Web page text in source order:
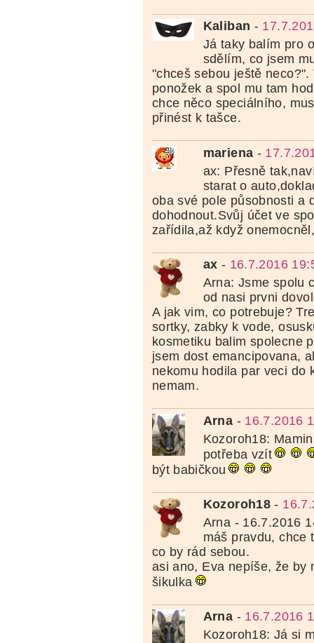
Kaliban -
Já taky balím pro
sdělím, co jsem
"chceš sebou ještě
ponožek a spol mu tam
chce něco speciálního,
přinést k tašce.
mariena -
ax: Přesně
starat o
oba své pole působnosti a
dohodnout.Svůj účet ve
zařídila,až když
ax - 16.7.2016
Arna: Jsme spolu
od nasi prvni
A jak vim, co potrebuje?
sortky, zabky k vode,
kosmetiku balim spolecne
jsem dost emancipovana,
nekomu hodila par veci do
nemam.
Arna - 16.7.2016
Kozoroh18:
potřeba vzít
být babičkou
Kozoroh18 -
Arna - 16.7.2016
máš pravdu, chce
co by rád sebou.
asi ano, Eva nepíše, že by
šikulka
Arna - 16.7.2016
Kozoroh18: Já si